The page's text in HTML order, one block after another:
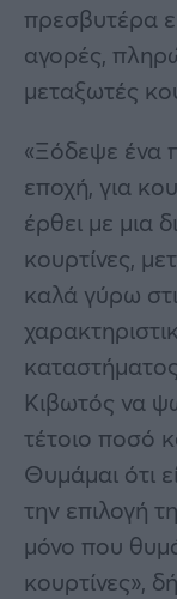
πρεσβυτέρα
αγορές,
μεταξωτές
«Ξόδεψε ένα
εποχή, για
έρθει με μια
κουρτίνες,
καλά γύρω
Κιβωτός να
τέτοιο ποσό
Θυμάμαι ότι
την επιλογή
μόνο που
κουρτίνες»,